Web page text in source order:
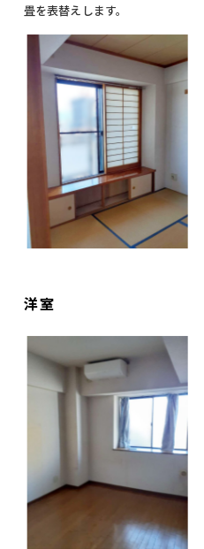
畳を表替えします。
洋室